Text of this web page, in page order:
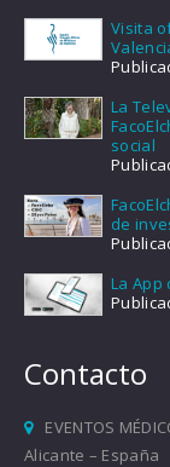
Visita
La
social
de
La App
Contacto
EVENTOS
Alicante – España